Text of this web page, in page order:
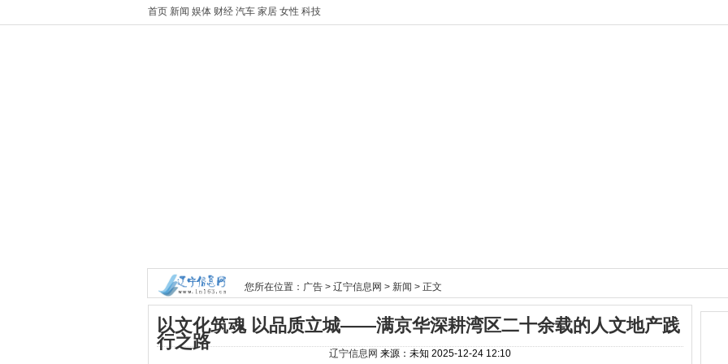
首页 新闻 娱体 财经 汽车 家居 女性 科技
您所在位置： 广告 > 辽宁信息网 > 新闻 > 正文
以文化筑魂 以品质立城——满京华深耕湾区二十余载的人文地产践
行之路
辽宁信息网 来源：未知 2025-12-24 12:10